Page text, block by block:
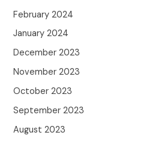
February 2024
January 2024
December 2023
November 2023
October 2023
September 2023
August 2023